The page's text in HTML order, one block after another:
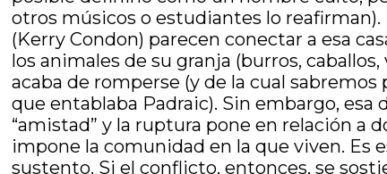
otros músicos o estudiantes lo reafirman).
(Kerry Condon) parecen conectar a esa
los animales de su granja (burros,
acaba de romperse (y de la cual
que entablaba Padraic). Sin embargo,
“amistad” y la ruptura pone en relación a
impone la comunidad en la que viven. Es
sustento. Si el conflicto, entonces, se